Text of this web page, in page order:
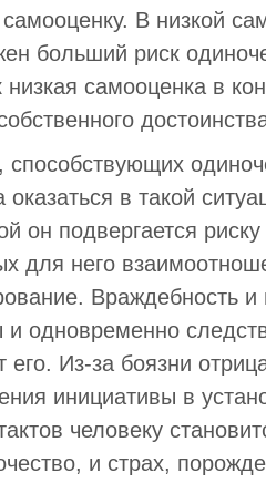
В низкой
больший риск
самооценка в
в такой
он подвергается риску
для него
Враждебность и
одновременно
его. Из-за боязни
инициативы в
человеку
и страх,